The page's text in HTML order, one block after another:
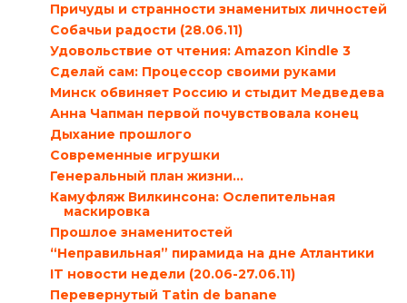
Причуды и странности знаменитых личностей
Собачьи радости (28.06.11)
Удовольствие от чтения: Amazon Kindle 3
Сделай сам: Процессор своими руками
Минск обвиняет Россию и стыдит Медведева
Анна Чапман первой почувствовала конец
Дыхание прошлого
Современные игрушки
Генеральный план жизни…
Камуфляж Вилкинсона: Ослепительная
маскировка
Прошлое знаменитостей
“Неправильная” пирамида на дне Атлантики
IT новости недели (20.06-27.06.11)
Перевернутый Tatin de banane